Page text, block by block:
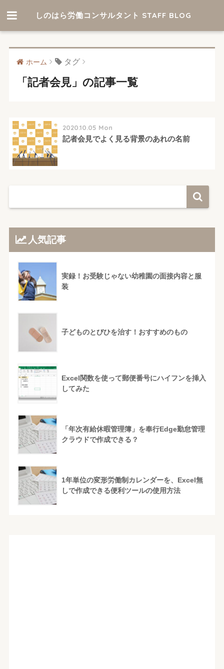
しのはら労働コンサルタント STAFF BLOG
ホーム タグ
「記者会見」の記事一覧
2020.10.05 Mon
記者会見でよく見る背景のあれの名前
人気記事
実録！お受験じゃない幼稚園の面接内容と服
装
子どものとびひを治す！おすすめのもの
Excel関数を使って郵便番号にハイフンを挿入
してみた
「年次有給休暇管理簿」を奉行Edge勤怠管理
クラウドで作成できる？
1年単位の変形労働制カレンダーを、Excel無
しで作成できる便利ツールの使用方法